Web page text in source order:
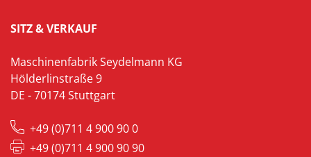
SITZ & VERKAUF
Maschinenfabrik Seydelmann KG
Hölderlinstraße 9
DE - 70174 Stuttgart
+49 (0)711 4 900 90 0
+49 (0)711 4 900 90 90